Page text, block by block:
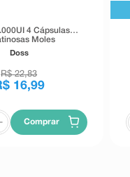
4 Cápsulas
Moles
Doss
R$ 22,83
16,99
Comprar